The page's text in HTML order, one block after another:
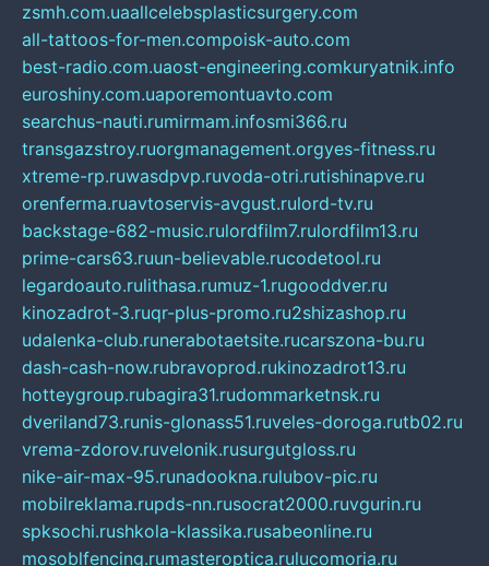
zsmh.com.uaallcelebsplasticsurgery.com
all-tattoos-for-men.compoisk-auto.com
best-radio.com.uaost-engineering.comkuryatnik.info
euroshiny.com.uaporemontuavto.com
searchus-nauti.rumirmam.infosmi366.ru
transgazstroy.ruorgmanagement.orgyes-fitness.ru
xtreme-rp.ruwasdpvp.ruvoda-otri.rutishinapve.ru
orenferma.ruavtoservis-avgust.rulord-tv.ru
backstage-682-music.rulordfilm7.rulordfilm13.ru
prime-cars63.ruun-believable.rucodetool.ru
legardoauto.rulithasa.rumuz-1.rugooddver.ru
kinozadrot-3.ruqr-plus-promo.ru2shizashop.ru
udalenka-club.runerabotaetsite.rucarszona-bu.ru
dash-cash-now.rubravoprod.rukinozadrot13.ru
hotteygroup.rubagira31.rudommarketnsk.ru
dveriland73.runis-glonass51.ruveles-doroga.rutb02.ru
vrema-zdorov.ruvelonik.rusurgutgloss.ru
nike-air-max-95.runadookna.rulubov-pic.ru
mobilreklama.rupds-nn.rusocrat2000.ruvgurin.ru
spksochi.rushkola-klassika.rusabeonline.ru
mosoblfencing.rumasteroptica.rulucomoria.ru